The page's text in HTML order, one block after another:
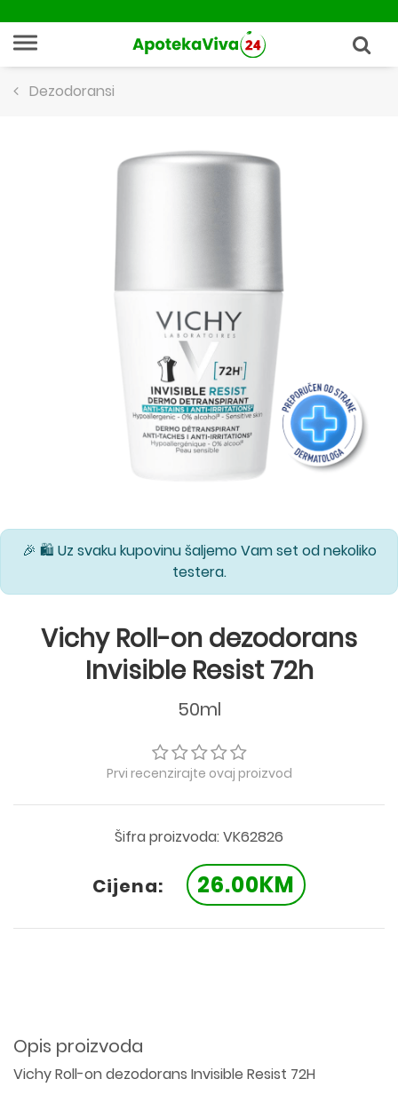
Dezodoransi
🎉 🛍️ Uz svaku kupovinu šaljemo Vam set od nekoliko
testera.
Vichy Roll-on dezodorans
Invisible Resist 72h
50ml
Prvi recenzirajte ovaj proizvod
Šifra proizvoda: VK62826
Cijena: 26.00KM
Opis proizvoda
Vichy Roll-on dezodorans Invisible Resist 72H